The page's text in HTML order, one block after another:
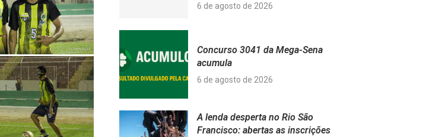
6 de agosto de 2026
Concurso 3041 da Mega-Sena
acumula
6 de agosto de 2026
A lenda desperta no Rio São
Francisco: abertas as inscrições